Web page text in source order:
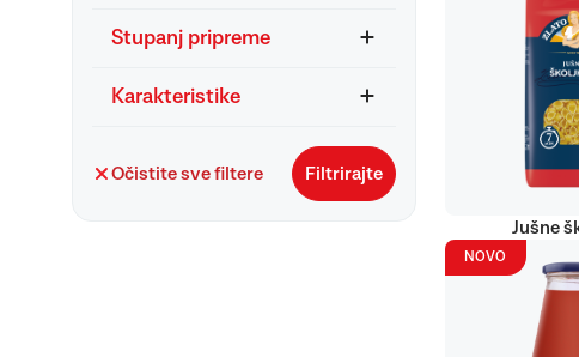
Stupanj pripreme
Karakteristike
Očistite sve filtere Filtrirajte
Jušne
NOVO